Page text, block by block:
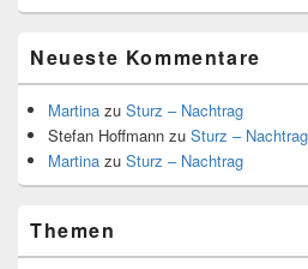
Neueste Kommentare
Martina zu Sturz – Nachtrag
Stefan Hoffmann zu Sturz – Nachtrag
Martina zu Sturz – Nachtrag
Themen